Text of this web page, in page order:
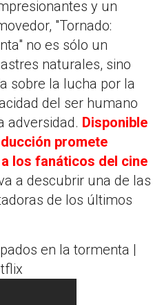
y un
"Tornado:
no es sólo un
naturales, sino
sobre la lucha por la
del ser humano
adversidad. Disponible
promete
los fanáticos del cine
a descubrir una de las
de los últimos
en la tormenta |